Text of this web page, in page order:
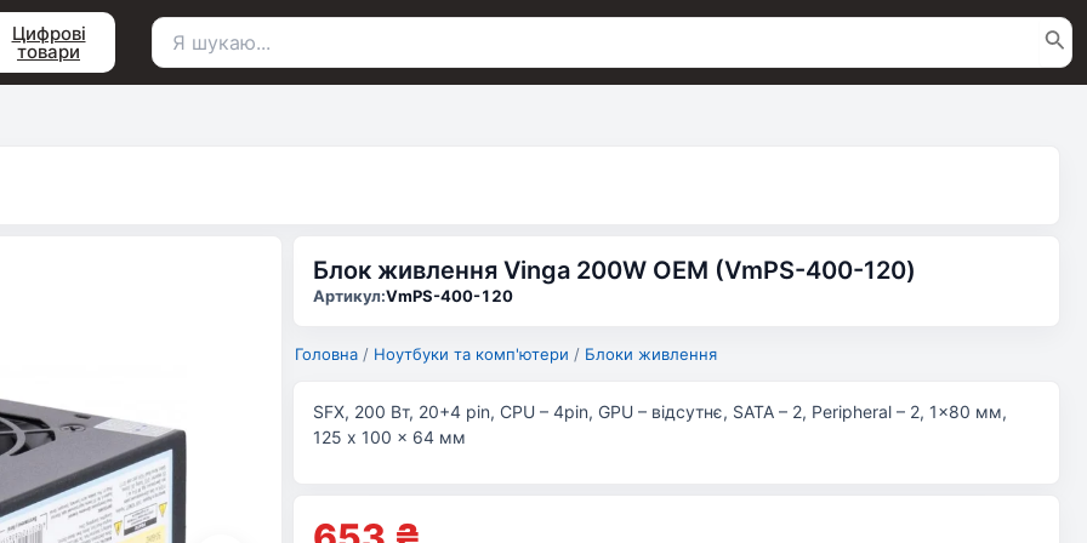
Цифрові
товари
Пошук
Блок живлення Vinga 200W ОЕМ (VmPS-400-120)
Артикул:VmPS-400-120
Головна / Ноутбуки та комп'ютери / Блоки живлення
SFX, 200 Вт, 20+4 pin, CPU – 4pin, GPU – відсутнє, SATA – 2, Peripheral – 2, 1×80 мм,
125 x 100 x 64 мм